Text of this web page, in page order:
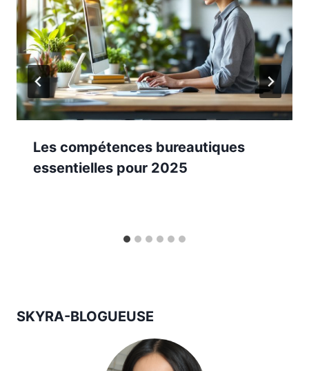
Les compétences bureautiques
essentielles pour 2025
SKYRA-BLOGUEUSE